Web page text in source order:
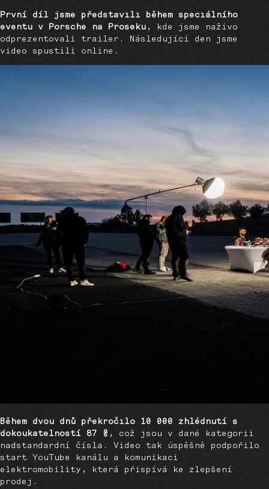
První díl jsme představili během speciálního
eventu v Porsche na Proseku , kde jsme naživo
odprezentovali trailer. Následující den jsme
video spustili online.
Během dvou dnů překročilo 10 000 zhlédnutí s
dokoukatelností 87 % , což jsou v dané kategorii
nadstandardní čísla. Video tak úspěšně podpořilo
start YouTube kanálu a komunikaci
elektromobility, která přispívá ke zlepšení
prodej.